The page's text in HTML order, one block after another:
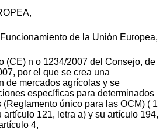
de la Unión Europea,
(CE) n o 1234/2007 del Consejo, de
por el que se crea una
de mercados agrícolas y se
específicas para determinados
único para las OCM) ( 1
artículo 121, letra a) y su artículo 194,
4,